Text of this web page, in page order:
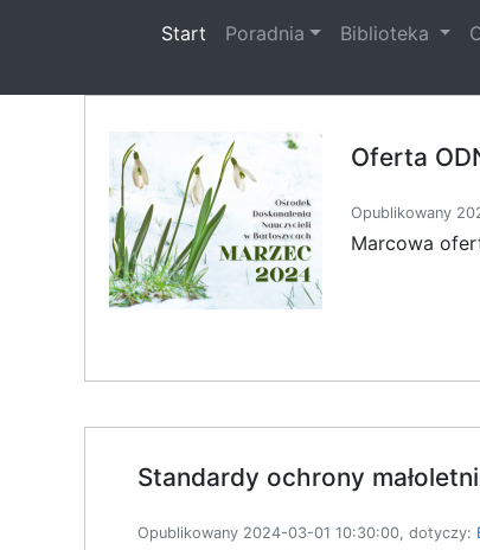
Start (current)
Poradnia Biblioteka
Oferta
Opublikowany
Marcowa
Standardy ochrony
Opublikowany 2024-03-01 10:30:00, dotyczy: